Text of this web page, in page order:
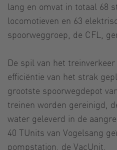
lang en omvat in totaal 68
locomotieven en 63
spoorweggroep, de CFL,
De spil van het
efficiëntie van het strak
grootste spoorwegdepot
treinen worden gereinigd,
water geleverd in de
40 TUnits van Vogelsang
pompstation, de VacUnit.